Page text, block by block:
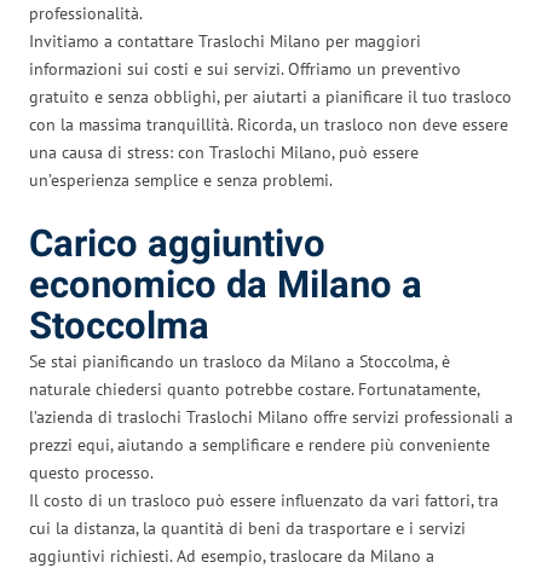
professionalità.
Invitiamo a contattare Traslochi Milano per maggiori
informazioni sui costi e sui servizi. Offriamo un preventivo
gratuito e senza obblighi, per aiutarti a pianificare il tuo trasloco
con la massima tranquillità. Ricorda, un trasloco non deve essere
una causa di stress: con Traslochi Milano, può essere
un’esperienza semplice e senza problemi.
Carico aggiuntivo
economico da Milano a
Stoccolma
Se stai pianificando un trasloco da Milano a Stoccolma, è
naturale chiedersi quanto potrebbe costare. Fortunatamente,
l’azienda di traslochi Traslochi Milano offre servizi professionali a
prezzi equi, aiutando a semplificare e rendere più conveniente
questo processo.
Il costo di un trasloco può essere influenzato da vari fattori, tra
cui la distanza, la quantità di beni da trasportare e i servizi
aggiuntivi richiesti. Ad esempio, traslocare da Milano a